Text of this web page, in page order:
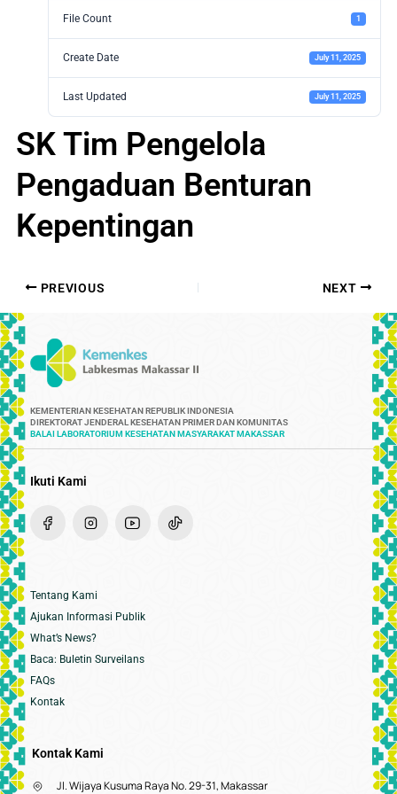
File Count 1
Create Date July 11, 2025
Last Updated July 11, 2025
SK Tim Pengelola
Pengaduan Benturan
Kepentingan
PREVIOUS NEXT
KEMENTERIAN KESEHATAN REPUBLIK INDONESIA
DIREKTORAT JENDERAL KESEHATAN PRIMER DAN KOMUNITAS
BALAI LABORATORIUM KESEHATAN MASYARAKAT MAKASSAR
Ikuti Kami
Tentang Kami
Ajukan Informasi Publik
What’s News?
Baca: Buletin Surveilans
FAQs
Kontak
Kontak Kami
Jl. Wijaya Kusuma Raya No. 29-31, Makassar